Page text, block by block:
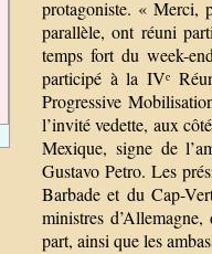
protagoniste. « Merci,
parallèle, ont réuni
temps fort du week-
participé à la IVᵉ
Progressive
l’invité vedette, aux
Mexique, signe de
Gustavo Petro. Les
Barbade et du Cap-
ministres
part, ainsi que les